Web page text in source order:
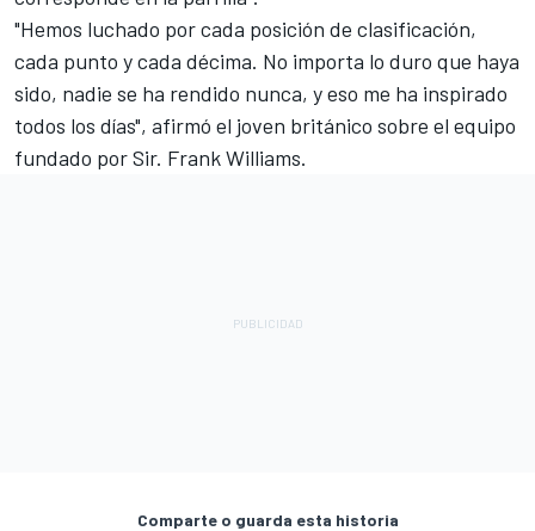
"Hemos luchado por cada posición de clasificación,
cada punto y cada décima. No importa lo duro que haya
sido, nadie se ha rendido nunca, y eso me ha inspirado
todos los días", afirmó el joven británico sobre el equipo
fundado por Sir. Frank Williams.
Comparte o guarda esta historia